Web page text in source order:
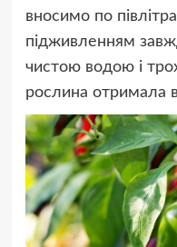
вносимо по
підживленням
чистою водою і
рослина отримала